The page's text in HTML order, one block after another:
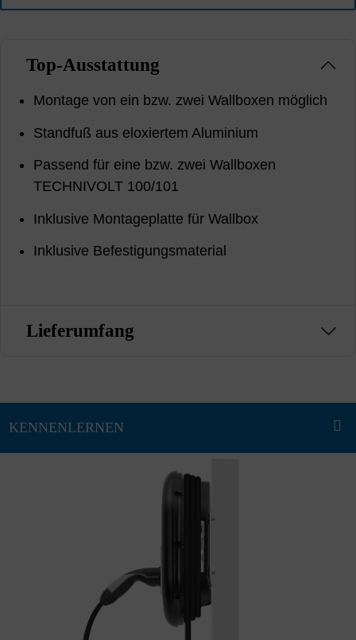
Top-Ausstattung
Montage von ein bzw. zwei Wallboxen möglich
Standfuß aus eloxiertem Aluminium
Passend für eine bzw. zwei Wallboxen
TECHNIVOLT 100/101
Inklusive Montageplatte für Wallbox
Inklusive Befestigungsmaterial
Lieferumfang